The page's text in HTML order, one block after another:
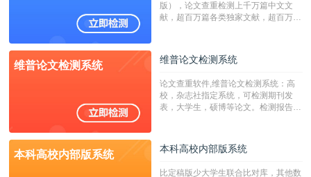
版），论文查重检测上千万篇中文文
献，超百万篇各类独家文献，超百万港
校用来检测硕博论文的系统，检测范围
广，数据来源真实，检测算法合理!本
字符数30万）
维普论文检测系统 维普论文检测系统
论文查重软件,维普论文检测系统：高
校，杂志社指定系统，可检测期刊发
表，大学生，硕博等论文。检测报告支
本科高校内部版系统 本科高校内部版系统
比定稿版少大学生联合比对库，其他数